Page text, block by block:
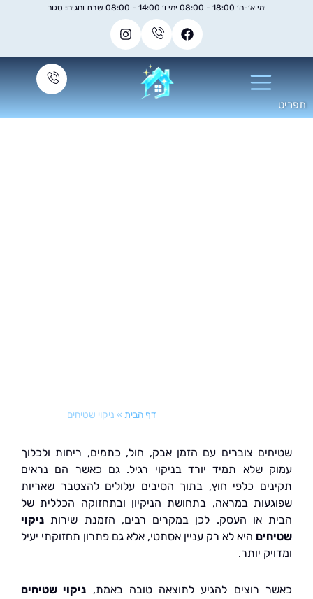
»ניקוי שטיחים
צוברים עם הזמן אבק, חול, כתמים, ריחות ולכלוך
שלא תמיד יורד בניקוי רגיל. גם כאשר הם נראים
כלפי חוץ, בתוך הסיבים עלולים להצטבר שאריות
במראה, בתחושת הניקיון ובתחזוקה הכללית של
או העסק. לכן במקרים רבים, הזמנת שירות ניקוי
היא לא רק עניין אסתטי, אלא גם פתרון תחזוקתי יעיל
יותר.
רוצים להגיע לתוצאה טובה באמת, ניקוי שטיחים